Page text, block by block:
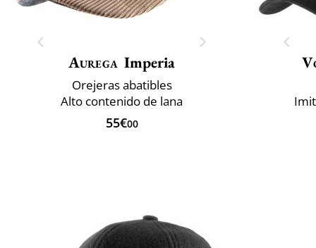
Aurega Imperia
Orejeras abatibles
Alto contenido de lana
55€00